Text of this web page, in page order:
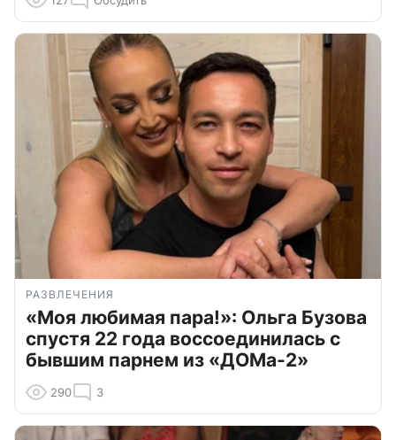
РАЗВЛЕЧЕНИЯ
«Моя любимая пара!»: Ольга Бузова
спустя 22 года воссоединилась с
бывшим парнем из «ДОМа-2»
290 3